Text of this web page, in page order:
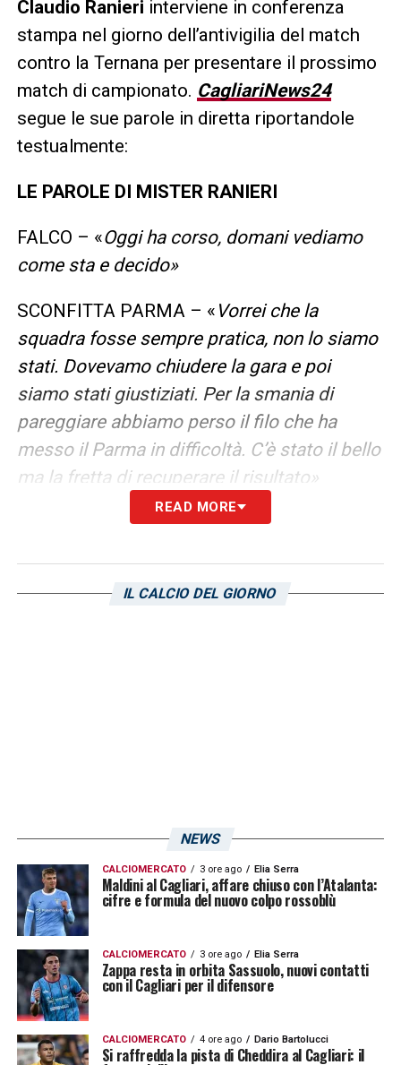
Claudio Ranieri interviene in conferenza
stampa nel giorno dell’antivigilia del match
contro la Ternana per presentare il prossimo
match di campionato. CagliariNews24
segue le sue parole in diretta riportandole
testualmente:
LE PAROLE DI MISTER RANIERI
FALCO – «Oggi ha corso, domani vediamo
come sta e decido»
SCONFITTA PARMA – « Vorrei che la
squadra fosse sempre pratica, non lo siamo
stati. Dovevamo chiudere la gara e poi
siamo stati giustiziati. Per la smania di
pareggiare abbiamo perso il filo che ha
messo il Parma in difficoltà. C’è stato il bello
ma la fretta di recuperare il risultato»
TERNANA – «Se ricordo bene alla nona
ottimi giocatori, ha perso l’ultima gara e
TREQUARTISTA – «Rog si sta allenando
bene, non ha ritmo partita e vediamo.Ha già
fatto il ruolo e da sempre tutto in campo»
RIGORE PARMA – «Non ho parlato con Azzi,
sono rimasto perplesso su alcune cose, la
gara è andata e andiamo avanti, non faccio
vittimismo. Ci siamo innervositi e non
READ MORE
IL CALCIO DEL GIORNO
NEWS
CALCIOMERCATO 3 ore ago Elia Serra
Maldini al Cagliari, affare chiuso con l’Atalanta:
cifre e formula del nuovo colpo rossoblù
CALCIOMERCATO 3 ore ago Elia Serra
Zappa resta in orbita Sassuolo, nuovi contatti
con il Cagliari per il difensore
CALCIOMERCATO 4 ore ago Dario Bartolucci
Si raffredda la pista di Cheddira al Cagliari: il